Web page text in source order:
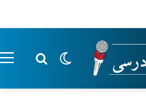
تا پایان تابستان 1405
تغییر پوسته